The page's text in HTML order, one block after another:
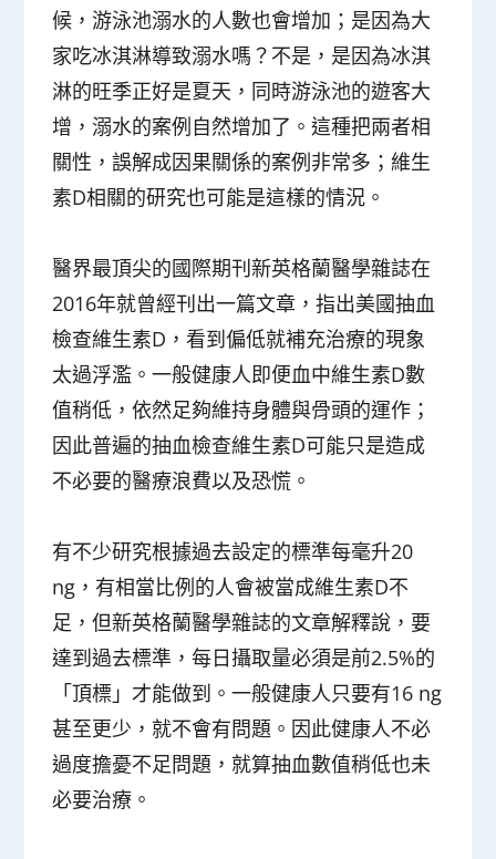
候，游泳池溺水的人數也會增加；是因為大
家吃冰淇淋導致溺水嗎？不是，是因為冰淇
淋的旺季正好是夏天，同時游泳池的遊客大
增，溺水的案例自然增加了。這種把兩者相
關性，誤解成因果關係的案例非常多；維生
素D相關的研究也可能是這樣的情況。
醫界最頂尖的國際期刊新英格蘭醫學雜誌在
2016年就曾經刊出一篇文章，指出美國抽血
檢查維生素D，看到偏低就補充治療的現象
太過浮濫。一般健康人即便血中維生素D數
值稍低，依然足夠維持身體與骨頭的運作；
因此普遍的抽血檢查維生素D可能只是造成
不必要的醫療浪費以及恐慌。
有不少研究根據過去設定的標準每毫升20
ng，有相當比例的人會被當成維生素D不
足，但新英格蘭醫學雜誌的文章解釋說，要
達到過去標準，每日攝取量必須是前2.5%的
「頂標」才能做到。一般健康人只要有16 ng
甚至更少，就不會有問題。因此健康人不必
過度擔憂不足問題，就算抽血數值稍低也未
必要治療。